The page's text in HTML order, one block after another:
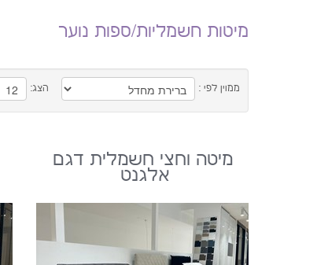
מיטות חשמליות/ספות נוער
ממוין לפי : הצג:
מיטה וחצי חשמלית דגם
אלגנט